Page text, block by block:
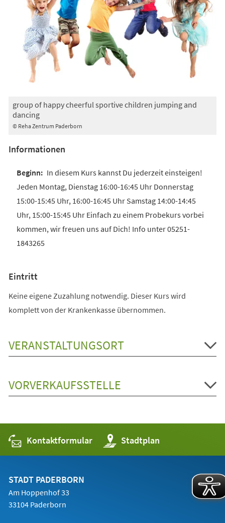
© Reha Zentrum Paderborn
group of happy cheerful sportive children jumping and
dancing
Informationen
In diesem Kurs kannst Du jederzeit einsteigen!
Jeden Montag, Dienstag 16:00-16:45 Uhr Donnerstag
15:00-15:45 Uhr, 16:00-16:45 Uhr Samstag 14:00-14:45
Uhr, 15:00-15:45 Uhr Einfach zu einem Probekurs vorbei
kommen, wir freuen uns auf Dich! Info unter 05251-
1843265
Eintritt
Keine eigene Zuzahlung notwendig. Dieser Kurs wird
komplett von der Krankenkasse übernommen.
VERANSTALTUNGSORT
VORVERKAUFSSTELLE
Kontaktformular Stadtplan
(Öffnet
in
einem
STADT PADERBORN
Am Hoppenhof 33
33104 Paderborn